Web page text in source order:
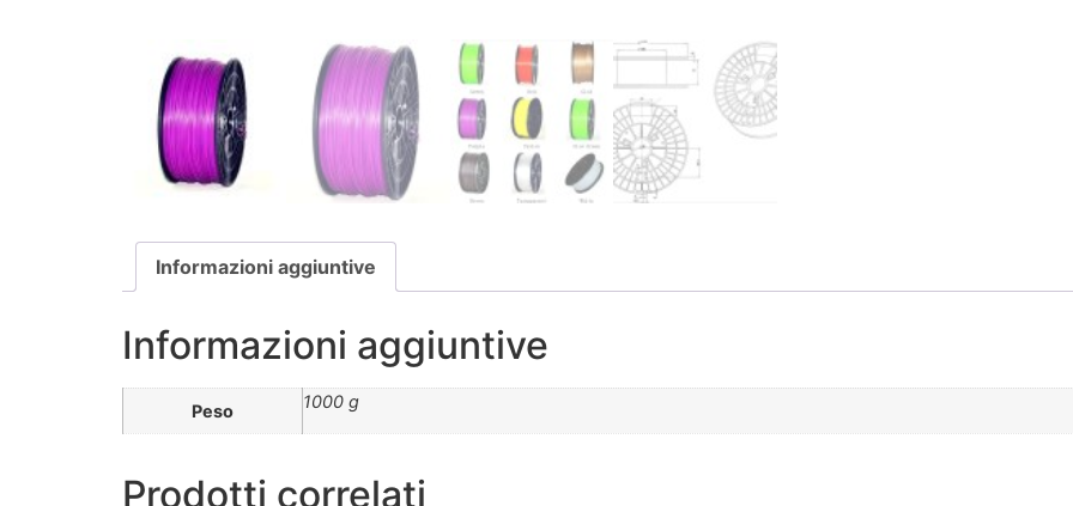
Informazioni aggiuntive
Informazioni aggiuntive
Peso 1000 g
Prodotti correlati